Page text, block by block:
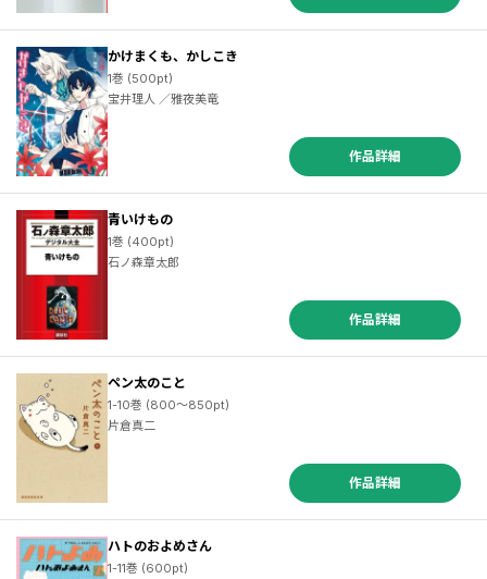
かけまくも、かしこき
1巻 (500pt)
宝井理人 ／雅夜美竜
作品詳細
青いけもの
1巻 (400pt)
石ノ森章太郎
作品詳細
ペン太のこと
1-10巻 (800～850pt)
片倉真二
作品詳細
ハトのおよめさん
1-11巻 (600pt)